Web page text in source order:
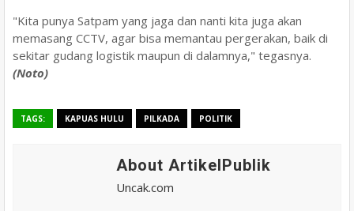
"Kita punya Satpam yang jaga dan nanti kita juga akan
memasang CCTV, agar bisa memantau pergerakan, baik di
sekitar gudang logistik maupun di dalamnya," tegasnya.
(Noto)
TAGS: KAPUAS HULU PILKADA POLITIK
About ArtikelPublik
Uncak.com